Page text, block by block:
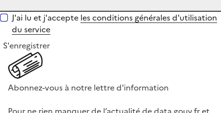
J'ai lu et j'accepte les conditions générales d'utilisation
du service
S'enregistrer
Abonnez-vous à notre lettre d'information